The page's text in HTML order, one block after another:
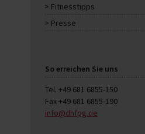
Fitnesstipps
Presse
So erreichen Sie uns
Tel. +49 681 6855-150
Fax +49 681 6855-190
info@dhfpg.de